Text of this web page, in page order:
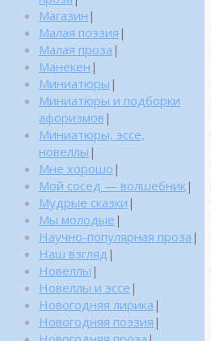
Магазин |
Малая поэзия |
Малая проза |
Манекен |
Миниатюры |
Миниатюры и подборки
афоризмов |
Миниатюры, эссе,
новеллы |
Мне хорошо |
Мой сосед — волшебник|
Мудрые сказки |
Мы молодые |
Научно-популярная проза |
Наш взгляд |
Новеллы |
Новеллы и эссе |
Новогодняя лирика |
Новогодняя поэзия |